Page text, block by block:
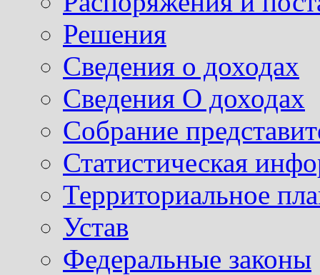
Решения
Сведения о доходах
Сведения О доходах
Собрание
Статистическая
Территориальное
Устав
Федеральные законы